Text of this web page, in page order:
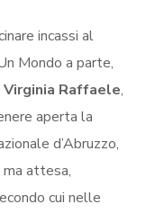
incassi al
Mondo a parte,
Virginia Raffaele,
aperta la
d’Abruzzo,
ma attesa,
cui nelle